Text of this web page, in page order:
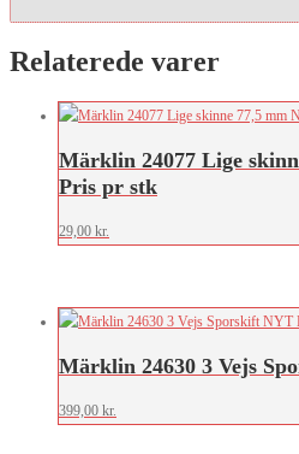
Relaterede varer
Märklin 24077 Lige
Pris pr stk
29,00 kr.
Märklin 24630 3 Vejs
399,00 kr.